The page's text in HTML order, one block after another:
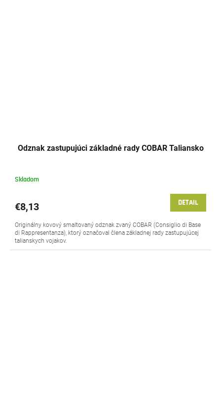
Odznak zastupujúci základné rady COBAR Taliansko
Skladom
€8,13 DETAIL
Originálny kovový smaltovaný odznak zvaný COBAR (Consiglio di Base
di Rappresentanza), ktorý označoval člena základnej rady zastupujúcej
talianskych vojakov.